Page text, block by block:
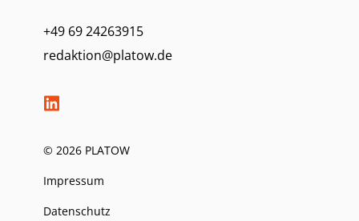
+49 69 24263915
redaktion@platow.de
© 2026 PLATOW
Impressum
Datenschutz